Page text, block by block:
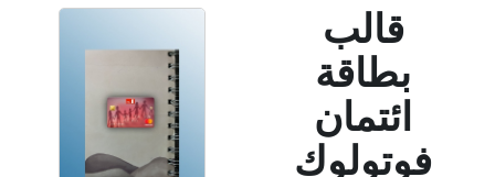
قالب
بطاقة
ائتمان
فوتولوك